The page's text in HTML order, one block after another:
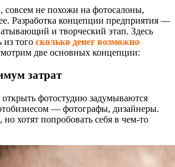
совсем не похожи на фотосалоны,
Разработка концепции предприятия —
и творческий этап. Здесь
из того сколько денег возможно
две основных концепции:
затрат
фотостудию задумываются
— фотографы, дизайнеры.
хотят попробовать себя в чем-то